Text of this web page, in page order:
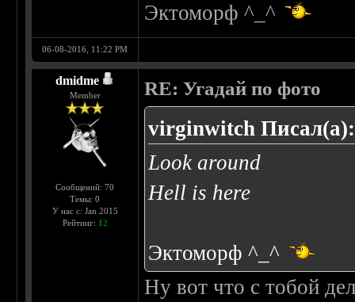
Эктоморф ^_^
06-08-2016, 11:22 PM
dmidme
Member
Сообщений: 70
Темы: 0
У нас с: Jan 2015
Рейтинг: 12
RE: Угадай по фото
virginwitch Писал(а):
Look around
Hell is here
Эктоморф ^_^
Ну вот что с тобой